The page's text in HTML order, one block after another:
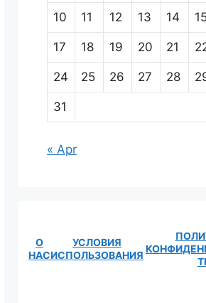
10 11 12 13 14
17 18 19 20 21
24 25 26 27 28
31
« Apr
О
НАС
УСЛОВИЯ
ИСПОЛЬЗОВАНИЯ